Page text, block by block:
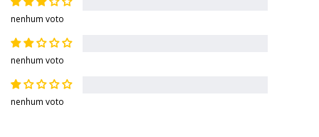
nenhum voto
nenhum voto
nenhum voto